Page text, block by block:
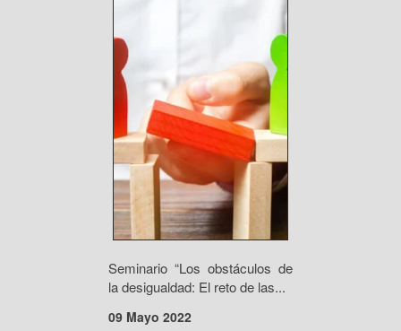
Seminario “Los obstáculos de
la desigualdad: El reto de las...
09 Mayo 2022